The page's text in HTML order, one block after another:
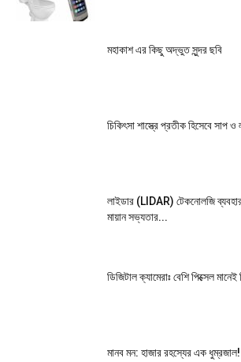
মহাকাশ এর কিছু অদ্ভুত সুন্দর ছবি
চিকিৎসা শাস্ত্রে প্রতীক হিসেবে সাপ
লাইডার (LIDAR) টেকনোলজি
মায়ান সভ্যতার...
ডিজিটাল ক্যামেরাঃ বেশি পিক্সেল
মানব মন: হাজার রহস্যের এক ধুম্রজাল!